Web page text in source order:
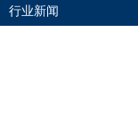
行业新闻